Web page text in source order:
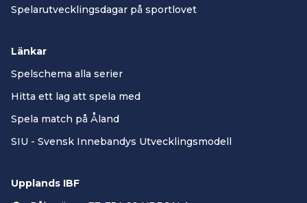
Spelarutvecklingsdagar på sportlovet
Länkar
Spelschema alla serier
Hitta ett lag att spela med
Spela match på Åland
SIU - Svensk Innebandys Utvecklingsmodell
Upplands IBF